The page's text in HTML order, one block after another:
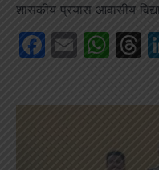
शासकीय प्रयास आवासीय
Email